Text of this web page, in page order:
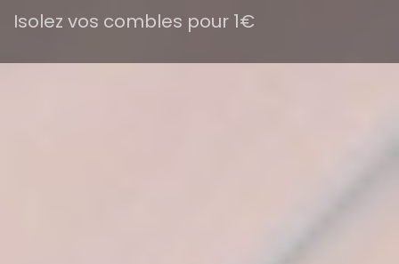
Isolez vos combles pour 1€